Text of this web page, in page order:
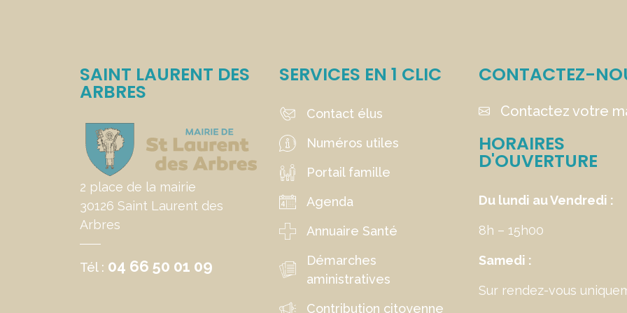
SAINT LAURENT DES
ARBRES
2 place de la mairie
30126 Saint Laurent des
Arbres
Tél : 04 66 50 01 09
SERVICES EN 1 CLIC
Contact élus
Numéros utiles
Portail famille
Agenda
Annuaire Santé
Démarches
aministratives
Contribution citoyenne
CONTACTEZ-
Contactez votre
HORAIRES
D'OUVERTURE
Du lundi au Vendredi :
8h – 15h00
Samedi :
Sur rendez-vous